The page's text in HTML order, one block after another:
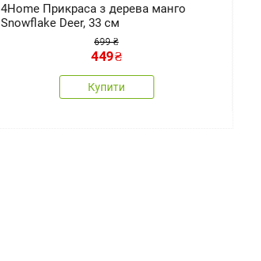
4Home Прикраса з дерева манго
Snowflake Deer, 33 см
699 ₴
449₴
Купити